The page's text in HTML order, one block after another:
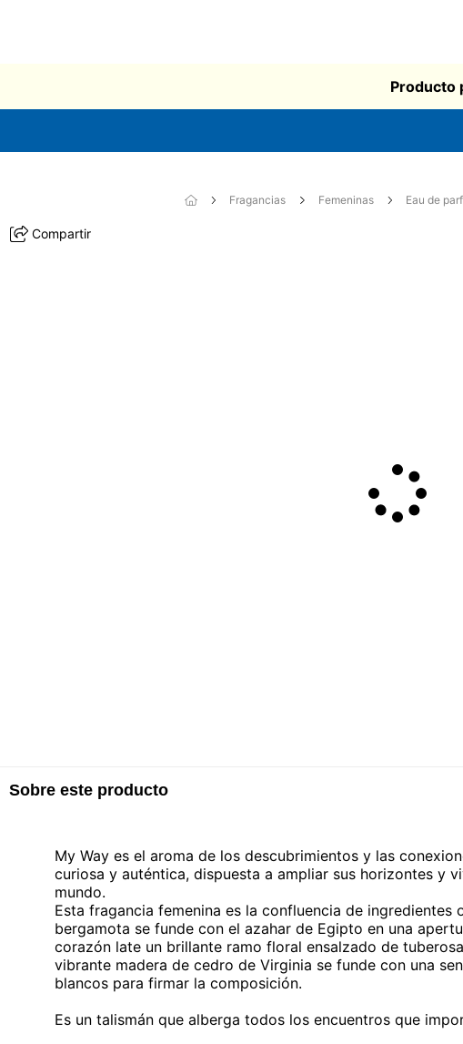
Producto
Fragancias Femeninas Eau de
Compartir
Sobre este producto
My Way es el aroma de los descubrimientos y las
curiosa y auténtica, dispuesta a ampliar sus horizontes y
mundo.
Esta fragancia femenina es la confluencia de ingredientes
bergamota se funde con el azahar de Egipto en una
corazón late un brillante ramo floral ensalzado de
vibrante madera de cedro de Virginia se funde con una
blancos para firmar la composición.
Es un talismán que alberga todos los encuentros que